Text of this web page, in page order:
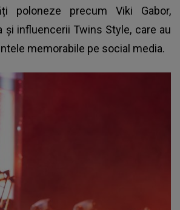
poloneze precum Viki Gabor,
și influencerii Twins Style, care au
memorabile pe social media.